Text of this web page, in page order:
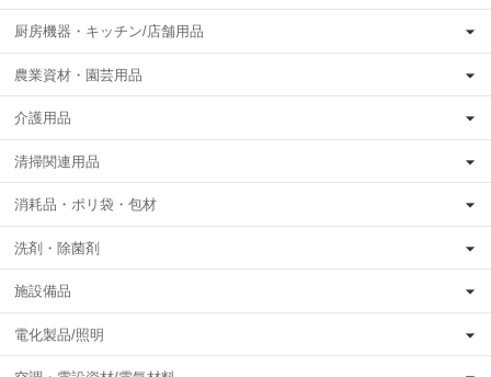
厨房機器・キッチン/店舗用品
農業資材・園芸用品
介護用品
清掃関連用品
消耗品・ポリ袋・包材
洗剤・除菌剤
施設備品
電化製品/照明